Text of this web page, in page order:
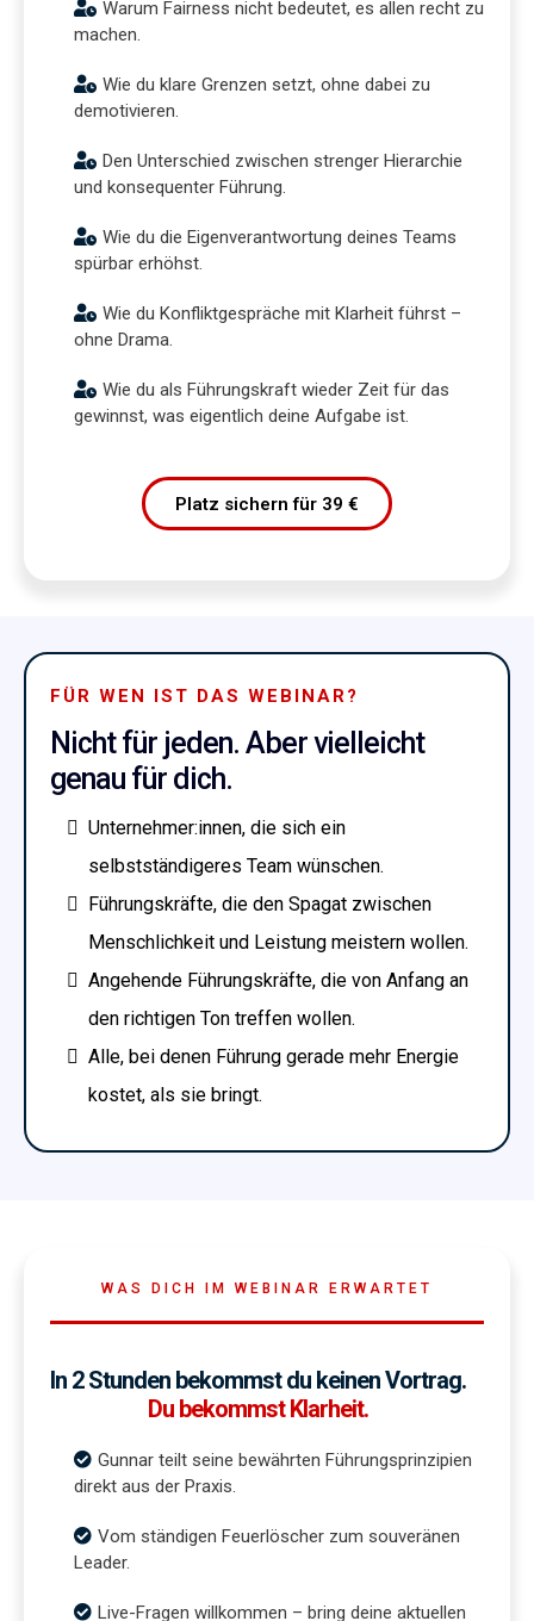
Warum Fairness nicht bedeutet, es allen recht zu
machen.
Wie du klare Grenzen setzt, ohne dabei zu
demotivieren.
Den Unterschied zwischen strenger Hierarchie
und konsequenter Führung.
Wie du die Eigenverantwortung deines Teams
spürbar erhöhst.
Wie du Konfliktgespräche mit Klarheit führst –
ohne Drama.
Wie du als Führungskraft wieder Zeit für das
gewinnst, was eigentlich deine Aufgabe ist.
Platz sichern für 39 €
FÜR WEN IST DAS WEBINAR?
Nicht für jeden. Aber vielleicht
genau für dich.
Unternehmer:innen, die sich ein
selbstständigeres Team wünschen.
Führungskräfte, die den Spagat zwischen
Menschlichkeit und Leistung meistern wollen.
Angehende Führungskräfte, die von Anfang an
den richtigen Ton treffen wollen.
Alle, bei denen Führung gerade mehr Energie
kostet, als sie bringt.
WAS DICH IM WEBINAR ERWARTET
In 2 Stunden bekommst du keinen Vortrag.
Du bekommst Klarheit.
Gunnar teilt seine bewährten Führungsprinzipien
direkt aus der Praxis.
Vom ständigen Feuerlöscher zum souveränen
Leader.
Live-Fragen willkommen – bring deine aktuellen